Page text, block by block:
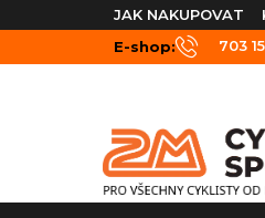
na
obsah
JAK NAKUPOVAT
E-shop:
703